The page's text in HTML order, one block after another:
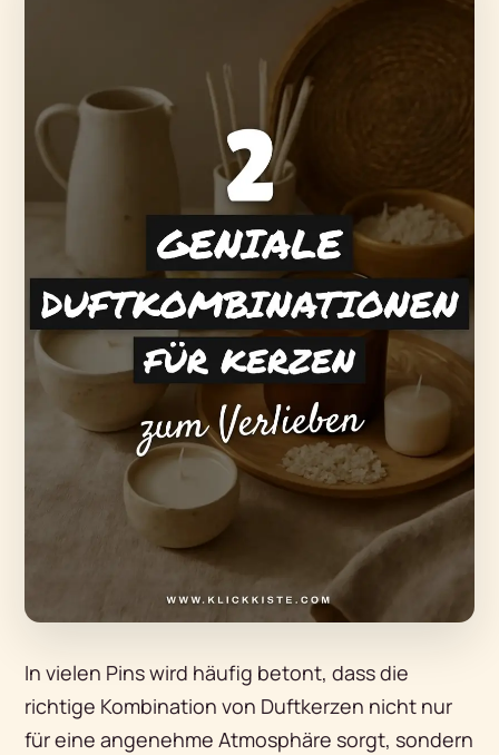
In vielen Pins wird häufig betont, dass die
richtige Kombination von Duftkerzen nicht nur
für eine angenehme Atmosphäre sorgt, sondern